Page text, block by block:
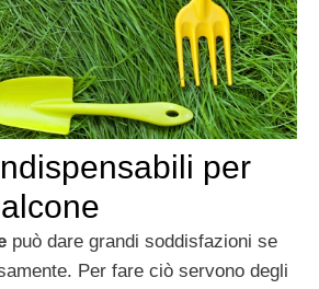
per
può dare grandi soddisfazioni se
Per fare ciò servono degli